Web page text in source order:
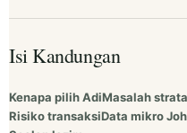
Isi Kandungan
Kenapa pilih AdiMasalah strata
Risiko transaksiData mikro